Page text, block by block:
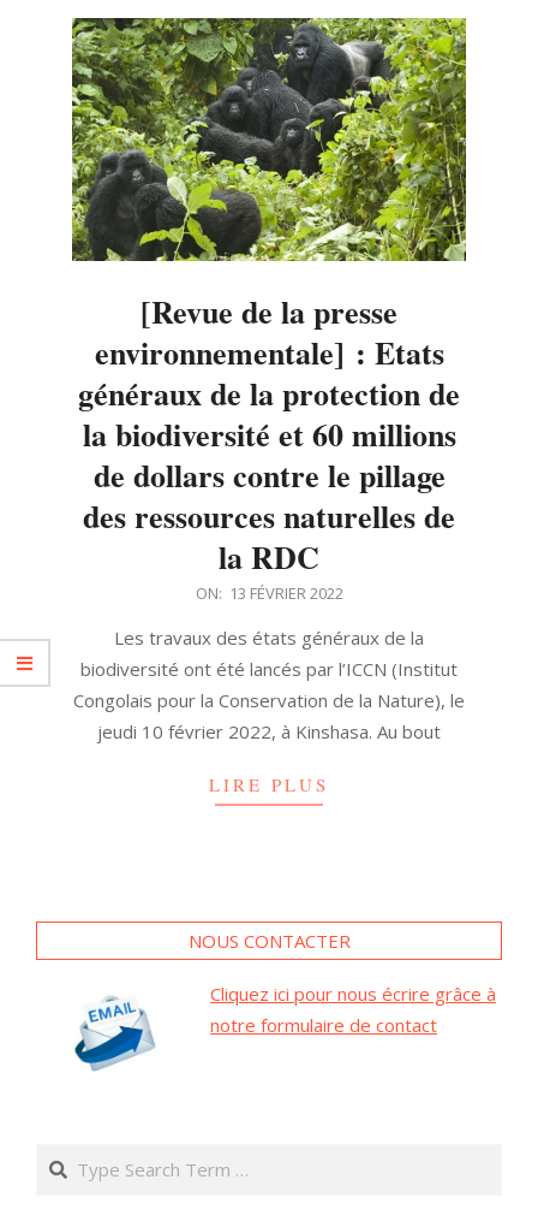
[Revue de la presse
environnementale] : Etats
généraux de la protection de
la biodiversité et 60 millions
de dollars contre le pillage
des ressources naturelles de
la RDC
ON: 13 FÉVRIER 2022
Les travaux des états généraux de la
biodiversité ont été lancés par l’ICCN (Institut
Congolais pour la Conservation de la Nature), le
jeudi 10 février 2022, à Kinshasa. Au bout
LIRE PLUS
NOUS CONTACTER
Cliquez ici pour nous écrire grâce à
notre formulaire de contact
Search